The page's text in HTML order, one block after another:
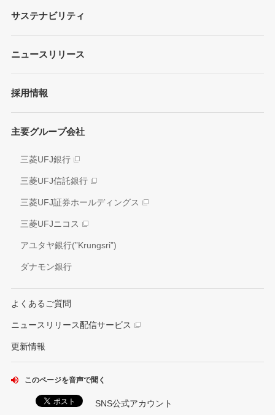
MUFGブランド
ガバナンス
事業内容
財務情報
プレゼンテーション
債券・格付情報
個人投資家の皆さまへ
各種レポート
アナリスト情報
電子公告
情報開示方針
IRお問い合わせ窓口
サステナビリティ
各種レポート/データ/インデックス
サステナビリティ経営
方針/ガイドライン
イニシアティブへの参画
環境
社会
ガバナンス
外部評価
社会貢献活動
ニュースリリース
採用情報
主要グループ会社
三菱UFJ銀行
三菱UFJ信託銀行
三菱UFJ証券ホールディングス
三菱UFJニコス
アユタヤ銀行(”Krungsri”)
ダナモン銀行
よくあるご質問
ニュースリリース配信サービス
更新情報
このページを音声で聞く
SNS公式アカウント